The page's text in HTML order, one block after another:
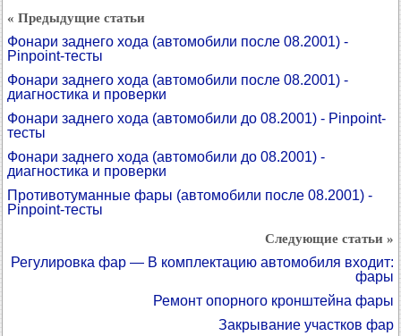
« Предыдущие статьи
Фонари заднего хода (автомобили после 08.2001) -
Pinpoint-тесты
Фонари заднего хода (автомобили после 08.2001) -
диагностика и проверки
Фонари заднего хода (автомобили до 08.2001) - Pinpoint-
тесты
Фонари заднего хода (автомобили до 08.2001) -
диагностика и проверки
Противотуманные фары (автомобили после 08.2001) -
Pinpoint-тесты
Следующие статьи »
Регулировка фар — В комплектацию автомобиля входит:
фары
Ремонт опорного кронштейна фары
Закрывание участков фар